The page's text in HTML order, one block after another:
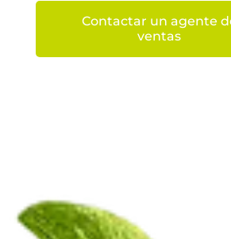
Contactar un agente
ventas